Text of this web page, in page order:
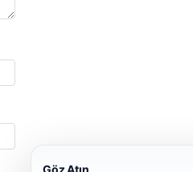
Göz Atın